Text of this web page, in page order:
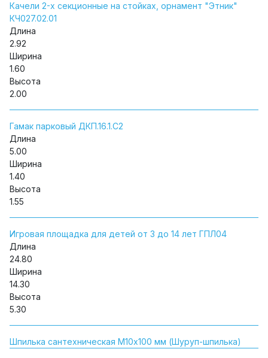
Качели 2-х секционные на стойках, орнамент "Этник"
КЧ027.02.01
Длина
2.92
Ширина
1.60
Высота
2.00
Гамак парковый ДКП.16.1.С2
Длина
5.00
Ширина
1.40
Высота
1.55
Игровая площадка для детей от 3 до 14 лет ГПЛ04
Длина
24.80
Ширина
14.30
Высота
5.30
Шпилька сантехническая М10х100 мм (Шуруп-шпилька)